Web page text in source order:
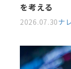
を考える
2026.07.30ナ